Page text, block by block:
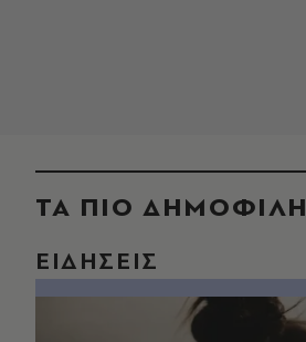
ΤΑ ΠΙΟ ΔΗΜΟΦΙΛΗ
ΕΙΔΗΣΕΙΣ